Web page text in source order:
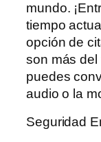
mundo.
tiempo
opción de
son más del
puedes
audio o la
Seguridad